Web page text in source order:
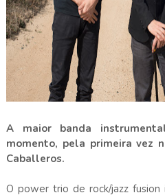
A maior banda
momento, pela primeira vez
Caballeros.
O power trio de rock/jazz fusion